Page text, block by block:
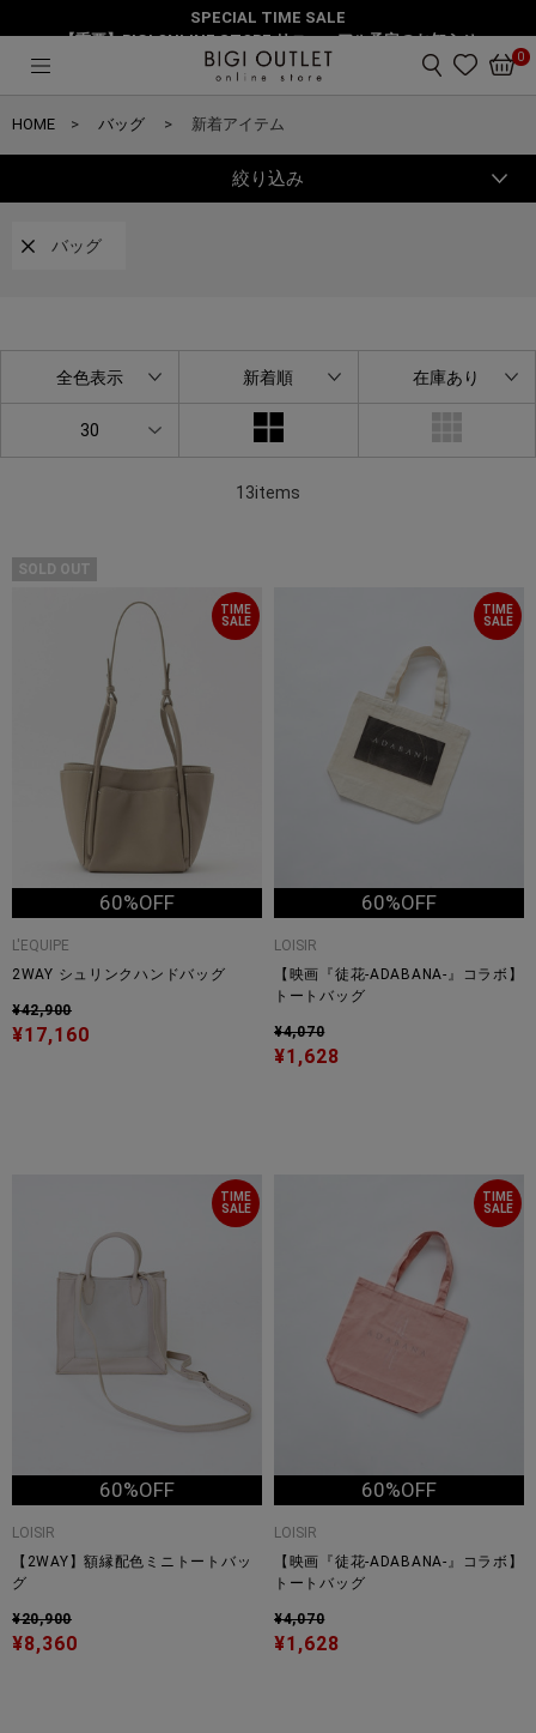
SPECIAL TIME SALE
【重要】BIGI ONLINE STORE リニューアル予定のお知らせ
0
HOME バッグ 新着アイテム
絞り込み
バッグ
13items
全色表示 新着順 在庫あり
30
SOLD OUT
TIME
SALE
60%OFF
L'EQUIPE
2WAY シュリンクハンドバッグ
¥42,900
¥17,160
TIME
SALE
60%OFF
LOISIR
【映画『徒花-ADABANA-』コラボ】
トートバッグ
¥4,070
¥1,628
TIME
SALE
60%OFF
LOISIR
【2WAY】額縁配色ミニトートバッ
グ
¥20,900
¥8,360
TIME
SALE
60%OFF
LOISIR
【映画『徒花-ADABANA-』コラボ】
トートバッグ
¥4,070
¥1,628